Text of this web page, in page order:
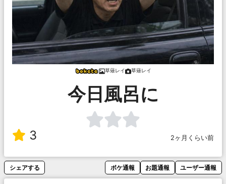
草薙レイ 草薙レイ
今日風呂に
3 2ヶ月くらい前
シェアする ボケ通報 お題通報 ユーザー通報